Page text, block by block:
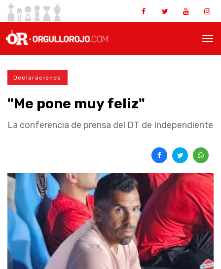
Declaraciones
"Me pone muy feliz"
La conferencia de prensa del DT de Independiente